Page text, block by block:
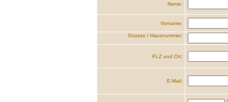
Name:
Vorname:
Strasse / Hausnummer:
PLZ und Ort:
E-Mail: